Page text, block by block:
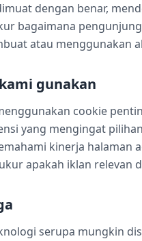
dengan benar,
bagaimana
atau menggunakan
gunakan
cookie
yang mengingat
kinerja halaman
apakah iklan relevan
serupa mungkin